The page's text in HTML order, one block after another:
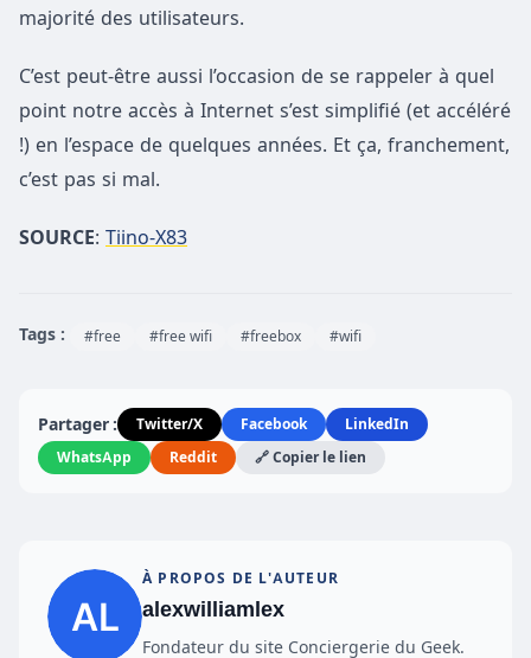
majorité des utilisateurs.
C’est peut-être aussi l’occasion de se rappeler à quel
point notre accès à Internet s’est simplifié (et accéléré
!) en l’espace de quelques années. Et ça, franchement,
c’est pas si mal.
SOURCE: Tiino-X83
Tags : #free #free wifi #freebox #wifi
Partager : Twitter/X Facebook
LinkedIn
WhatsApp
Reddit 🔗 Copier le lien
À PROPOS DE L'AUTEUR
alexwilliamlex
Fondateur du site Conciergerie du Geek.